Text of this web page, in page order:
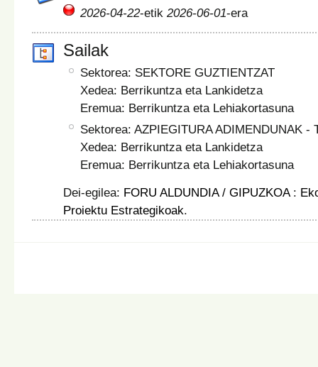
2026-04-22-etik 2026-06-01-era
Sailak
Sektorea: SEKTORE GUZTIENTZAT
Xedea: Berrikuntza eta Lankidetza
Eremua: Berrikuntza eta Lehiakortasuna
Sektorea: AZPIEGITURA ADIMENDUNAK -
Xedea: Berrikuntza eta Lankidetza
Eremua: Berrikuntza eta Lehiakortasuna
Dei-egilea: FORU ALDUNDIA / GIPUZKOA:
Proiektu Estrategikoak.